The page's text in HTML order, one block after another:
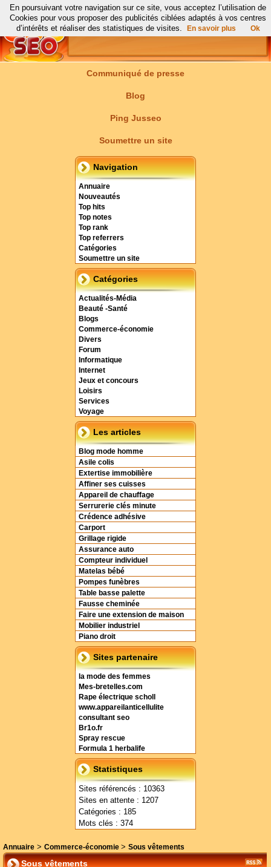
Communiqué de presse
Blog
Ping Jusseo
Soumettre un site
Navigation
Annuaire
Nouveautés
Top hits
Top notes
Top rank
Top referrers
Catégories
Soumettre un site
Catégories
Actualités-Média
Beauté -Santé
Blogs
Commerce-économie
Divers
Forum
Informatique
Internet
Jeux et concours
Loisirs
Services
Voyage
Les articles
Blog mode homme
Asile colis
Extertise immobilière
Affiner ses cuisses
Appareil de chauffage
Serrurerie clés minute
Crédence adhésive
Carport
Grillage rigide
Assurance auto
Compteur individuel
Matelas bébé
Pompes funèbres
Table basse palette
Fausse cheminée
Faire une extension de maison
Mobilier industriel
Piano droit
Sites partenaire
la mode des femmes
Mes-bretelles.com
Rape électrique scholl
www.appareilanticellulite
consultant seo
Br1o.fr
Spray rescue
Formula 1 herbalife
Statistiques
Sites référencés : 10363
Sites en attente : 1207
Catégories : 185
Mots clés : 374
Annuaire > Commerce-économie > Sous vêtements
Sous vêtements
En poursuivant votre navigation sur ce site, vous acceptez l’utilisation de
Cookies pour vous proposer des publicités ciblées adaptés à vos centres
d’intérêts et réaliser des statistiques de visites.
En savoir plus Ok